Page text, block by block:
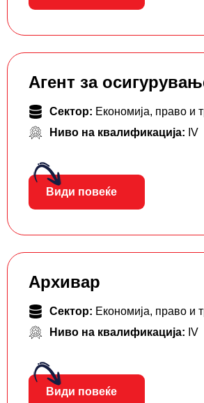
Агент за
Сектор: Економија, право и
Ниво на квалификација: IV
Види повеќе
Архивар
Сектор: Економија, право и
Ниво на квалификација: IV
Види повеќе